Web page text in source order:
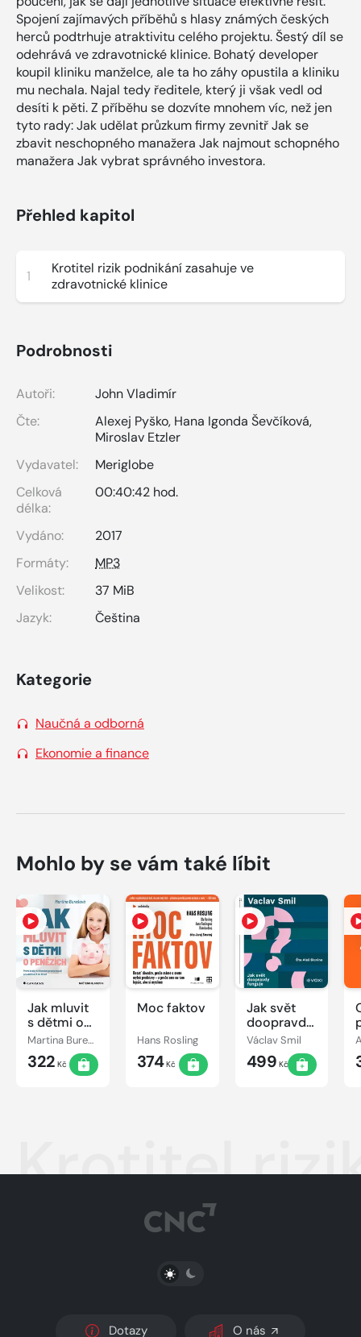
Spojení zajímavých příběhů s hlasy známých českých
herců podtrhuje atraktivitu celého projektu. Šestý díl se
odehrává ve zdravotnické klinice. Bohatý developer
koupil kliniku manželce, ale ta ho záhy opustila a kliniku
mu nechala. Najal tedy ředitele, který ji však vedl od
desíti k pěti. Z příběhu se dozvíte mnohem víc, než jen
tyto rady: Jak udělat průzkum firmy zevnitř Jak se
zbavit neschopného manažera Jak najmout schopného
manažera Jak vybrat správného investora.
Přehled kapitol
1
Krotitel rizik podnikání zasahuje ve
zdravotnické klinice
Podrobnosti
Autoři:
John Vladimír
Čte:
Alexej Pyško, Hana Igonda Ševčíková,
Miroslav Etzler
Vydavatel:
Meriglobe
Celková
délka:
00:40:42 hod.
Vydáno:
2017
Formáty:
MP3
Velikost:
37 MiB
Jazyk:
Čeština
Kategorie
Naučná a odborná
Ekonomie a finance
Mohlo by se vám také líbit
Jak mluvit
s dětmi o
penězích Martina Burešová
322 Kč
Moc faktov
Hans Rosling
374Kč
Jak svět
doopravdy
funguje
Václav Smil
499 Kč
Krotitel
PŘEPNOUT SVĚTLÝ/TMAVÝ REŽIM
Dotazy O nás